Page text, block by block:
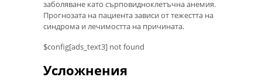
заболяване като сърповидноклетъчна анемия.
Прогнозата на пациента зависи от тежестта на
синдрома и лечимостта на причината.
$config[ads_text3] not found
Усложнения